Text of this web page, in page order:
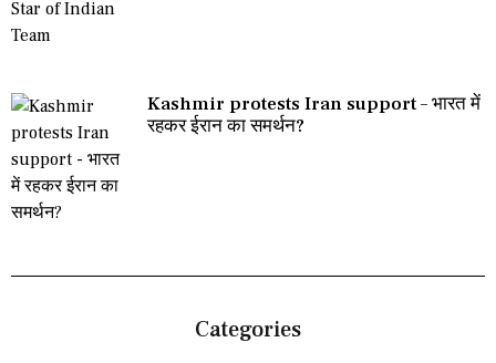
Kashmir protests Iran support – भारत में
रहकर ईरान का समर्थन?
Categories